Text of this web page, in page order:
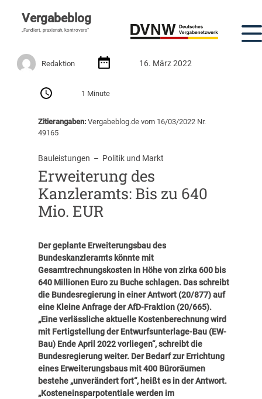
Vergabeblog
„Fundiert, praxisnah, kontrovers“
Redaktion 16. März 2022
1 Minute
Zitierangaben:Vergabeblog.de vom 16/03/2022 Nr.
49165
Bauleistungen
  –
Politik und Markt
Erweiterung des
Kanzleramts: Bis zu 640
Mio. EUR
Der geplante Erweiterungsbau des
Bundeskanzleramts könnte mit
Gesamtrechnungskosten in Höhe von zirka 600 bis
640 Millionen Euro zu Buche schlagen. Das schreibt
die Bundesregierung in einer Antwort (20/877) auf
eine Kleine Anfrage der AfD-Fraktion (20/665).
„Eine verlässliche aktuelle Kostenberechnung wird
mit Fertigstellung der Entwurfsunterlage-Bau (EW-
Bau) Ende April 2022 vorliegen“, schreibt die
Bundesregierung weiter. Der Bedarf zur Errichtung
eines Erweiterungsbaus mit 400 Büroräumen
bestehe „unverändert fort“, heißt es in der Antwort.
„Kosteneinsparpotentiale werden im